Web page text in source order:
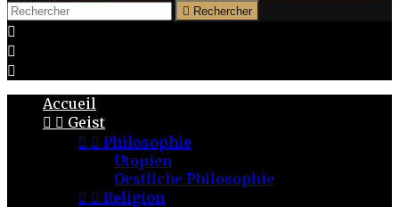
 Rechercher



Accueil
  Geist
  Philosophie
Utopien
Oestliche Philosophie
  Religion